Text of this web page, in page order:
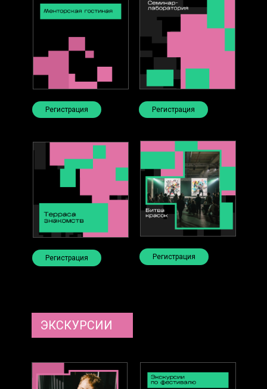
Регистрация
Регистрация
Регистрация
Регистрация
ЭКСКУРСИИ